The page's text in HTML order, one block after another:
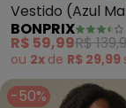
Vestido (Azul
em Malha de
BONPRIX
R$ 59,99R$
ou 2x de R$ 29,99
-50%